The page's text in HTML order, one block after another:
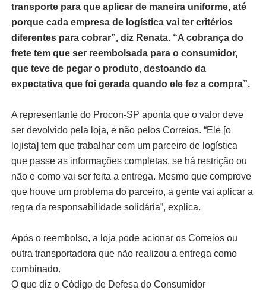
transporte para que aplicar de maneira uniforme, até
porque cada empresa de logística vai ter critérios
diferentes para cobrar”, diz Renata. “A cobrança do
frete tem que ser reembolsada para o consumidor,
que teve de pegar o produto, destoando da
expectativa que foi gerada quando ele fez a compra”.
A representante do Procon-SP aponta que o valor deve
ser devolvido pela loja, e não pelos Correios. “Ele [o
lojista] tem que trabalhar com um parceiro de logística
que passe as informações completas, se há restrição ou
não e como vai ser feita a entrega. Mesmo que comprove
que houve um problema do parceiro, a gente vai aplicar a
regra da responsabilidade solidária”, explica.
Após o reembolso, a loja pode acionar os Correios ou
outra transportadora que não realizou a entrega como
combinado.
O que diz o Código de Defesa do Consumidor